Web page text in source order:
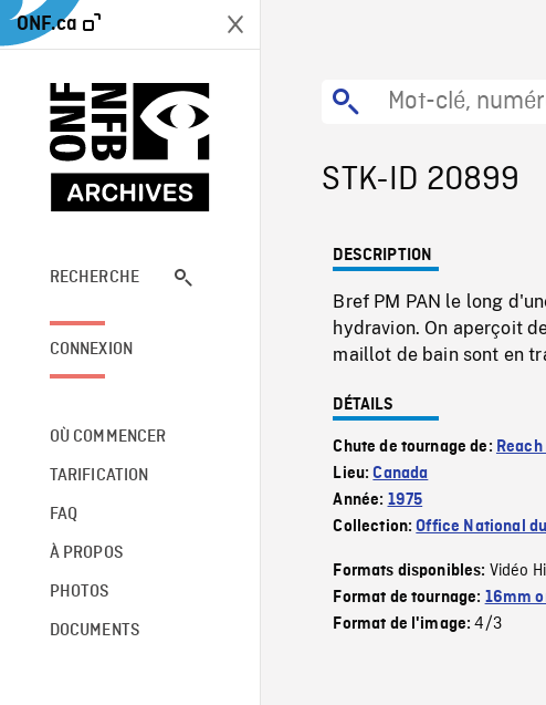
ONF.ca
RECHERCHE
CONNEXION
OÙ COMMENCER
TARIFICATION
FAQ
À PROPOS
PHOTOS
DOCUMENTS
STK-ID 20899
DESCRIPTION
Bref PM PAN le long
hydravion. On aperçoit
maillot de bain sont en
DÉTAILS
Chute de tournage de:
Lieu:Canada
Année: 1975
Collection:Office National
Formats disponibles: Vidéo
Format de tournage: 16mm
Format de l'image:4/3